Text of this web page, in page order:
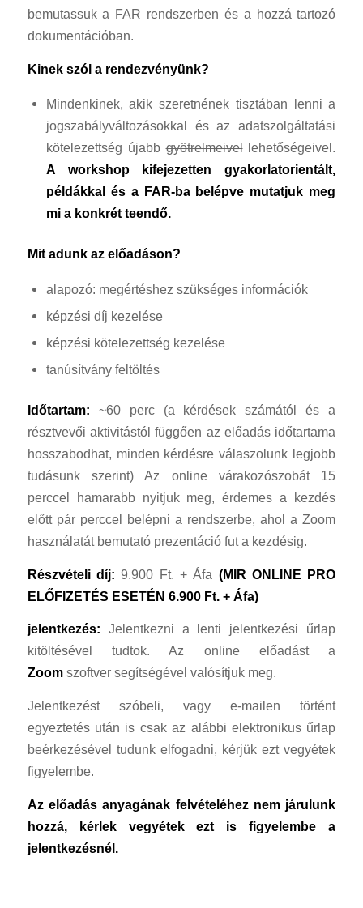
bemutassuk a FAR rendszerben és a hozzá tartozó
dokumentációban.
Kinek szól a rendezvényünk?
Mindenkinek, akik szeretnének tisztában lenni a
jogszabályváltozásokkal és az adatszolgáltatási
kötelezettség újabbgyötrelmeivellehetőségeivel.
A workshop kifejezetten gyakorlatorientált,
példákkal és a FAR-ba belépve mutatjuk meg
mi a konkrét teendő.
Mit adunk az előadáson?
alapozó: megértéshez szükséges információk
képzési díj kezelése
képzési kötelezettség kezelése
tanúsítvány feltöltés
Időtartam: ~60 perc (a kérdések számától és a
résztvevői aktivitástól függően az előadás időtartama
hosszabodhat, minden kérdésre válaszolunk legjobb
tudásunk szerint) Az online várakozószobát 15
perccel hamarabb nyitjuk meg, érdemes a kezdés
előtt pár perccel belépni a rendszerbe, ahol a Zoom
használatát bemutató prezentáció fut a kezdésig.
Részvételi díj: 9.900 Ft. + Áfa (MIR ONLINE PRO
ELŐFIZETÉS ESETÉN 6.900 Ft. + Áfa)
jelentkezés: Jelentkezni a lenti jelentkezési űrlap
kitöltésével tudtok. Az online előadást a
Zoomszoftver segítségével valósítjuk meg.
Jelentkezést szóbeli, vagy e-mailen történt
egyeztetés után is csak az alábbi elektronikus űrlap
beérkezésével tudunk elfogadni, kérjük ezt vegyétek
figyelembe.
Az előadás anyagának felvételéhez nem járulunk
hozzá, kérlek vegyétek ezt is figyelembe a
jelentkezésnél.